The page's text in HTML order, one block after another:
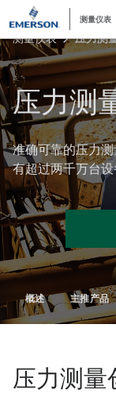
测量仪表
测量仪表 压力测
压力测
准确可靠的压力
有超过两千万台设
概述​ 主推产品​
压力测量